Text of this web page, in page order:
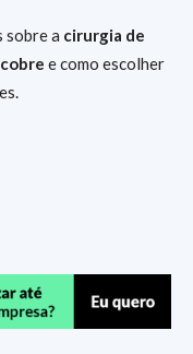
sobre a cirurgia de
e como escolher